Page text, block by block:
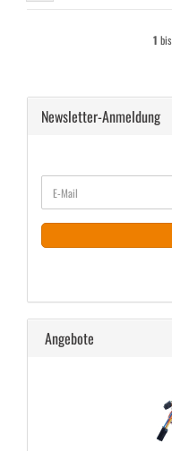
1 bis
Newsletter-Anmeldung
ZUR
NEWSLETTER-
ANMELDUNG
E-
Mail
Angebote